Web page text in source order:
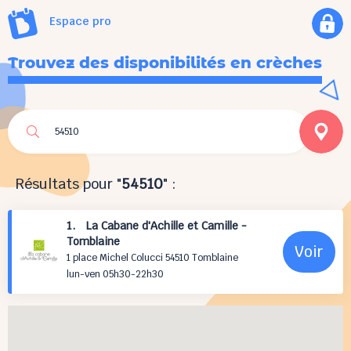
Espace pro
Trouvez des disponibilités en crèches
Résultats pour "54510" :
1. La Cabane d'Achille et Camille -
Tomblaine
1 place Michel Colucci 54510 Tomblaine
lun-ven 05h30-22h30
Voir